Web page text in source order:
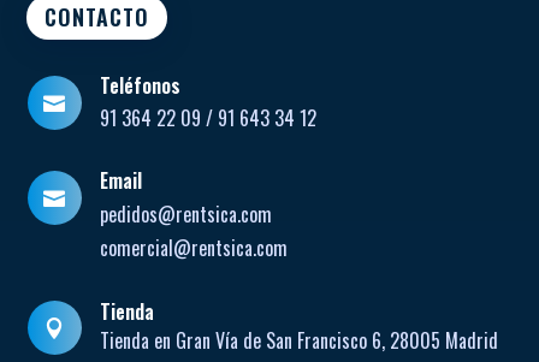
CONTACTO

Teléfonos
91 364 22 09 / 91 643 34 12

Email
pedidos@rentsica.com
comercial@rentsica.com

Tienda
Tienda en Gran Vía de San Francisco 6, 28005 Madrid